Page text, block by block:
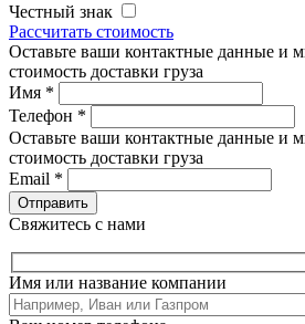
Честный знак
Рассчитать стоимость
Оставьте ваши контактные данные и
стоимость доставки груза
Имя *
Телефон *
Оставьте ваши контактные данные и
стоимость доставки груза
Email *
Свяжитесь с нами
Имя или название компании